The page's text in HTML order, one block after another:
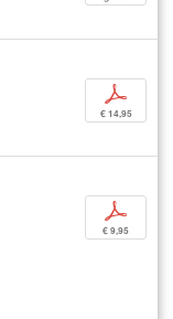
p
€ 14,95
p
€ 9,95